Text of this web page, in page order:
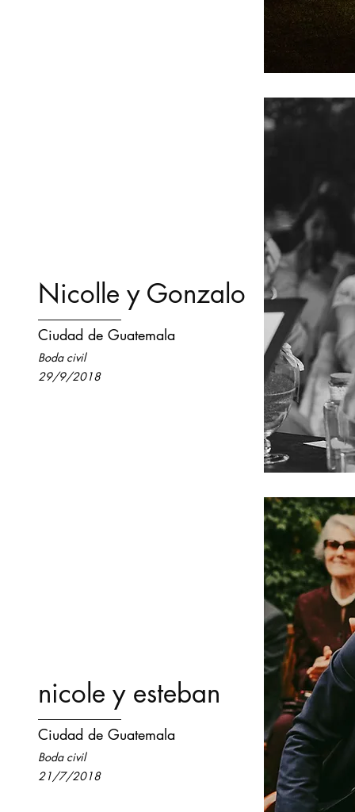
Nicolle y Gonzalo
Ciudad de Guatemala
Boda civil
29/9/2018
nicole y esteban
Ciudad de Guatemala
Boda civil
21/7/2018